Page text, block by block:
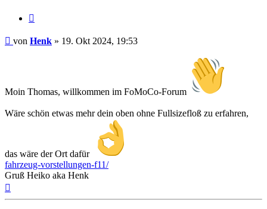
Beitrag
von Henk » 19. Okt 2024, 19:53
Moin Thomas, willkommen im FoMoCo-Forum
Wäre schön etwas mehr dein oben ohne Fullsizefloß zu erfahren,
das wäre der Ort dafür
fahrzeug-vorstellungen-f11/
Gruß Heiko aka Henk